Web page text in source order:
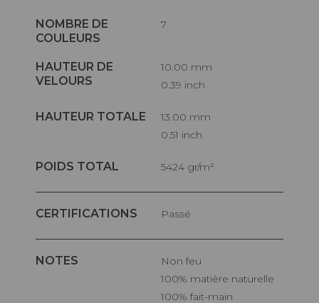
NOMBRE DE
COULEURS
7
HAUTEUR DE
VELOURS
10.00 mm
0.39 inch
HAUTEUR TOTALE
13.00 mm
0.51 inch
POIDS TOTAL 5424 gr/m²
CERTIFICATIONS Passé
NOTES
Non feu
100% matière naturelle
100% fait-main